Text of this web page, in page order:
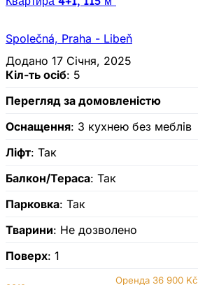
Společná, Praha - Libeň
Додано 17 Січня, 2025
Кіл-ть осіб: 5
Перегляд за домовленістю
Оснащення: З кухнею без меблів
Ліфт: Так
Балкон/Тераса: Так
Парковка: Так
Тварини: Не дозволено
Поверх: 1
Оренда 36 900 Kč